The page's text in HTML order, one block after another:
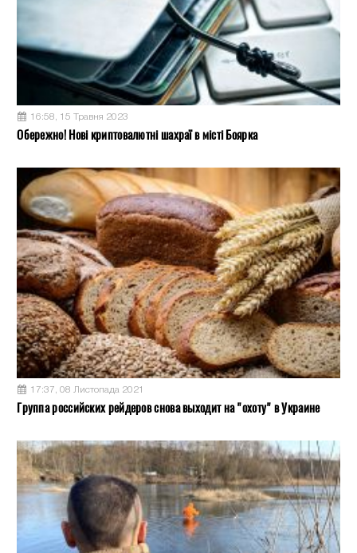
16:58, 15 Травня 2023
Обережно! Нові криптовалютні шахраї в місті Боярка
17:37, 08 Листопада 2021
Группа российских рейдеров снова выходит на "охоту" в Украине